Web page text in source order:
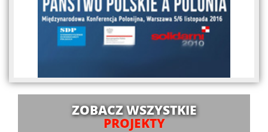
ZOBACZ WSZYSTKIE
PROJEKTY